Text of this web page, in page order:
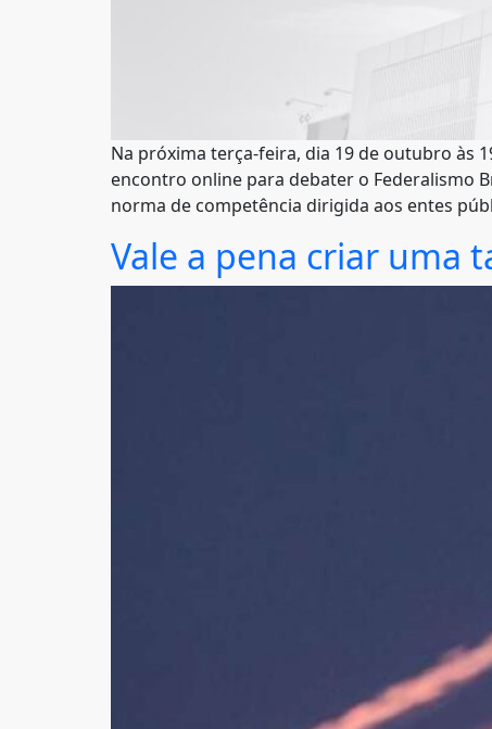
Na próxima terça-feira, dia 19 de outubro às
encontro online para debater o Federalismo
norma de competência dirigida aos entes
Vale a pena criar uma